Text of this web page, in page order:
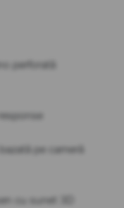
perforată
pe cameră
cu sunet 3D